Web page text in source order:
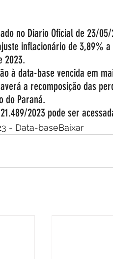
no Diario Oficial de 23/
inflacionário de 3,89%
2023.
à data-base vencida em
a recomposição das
do Paraná.
2023 pode ser
- Data-baseBaixar